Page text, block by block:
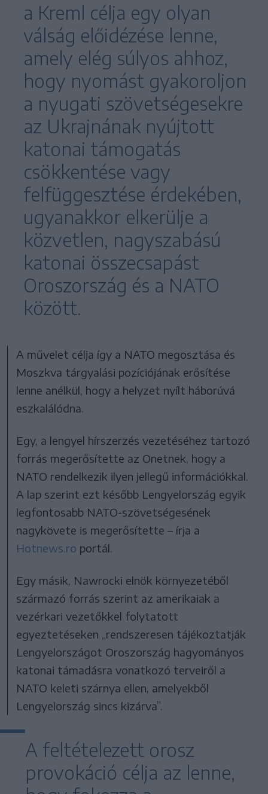
a Kreml célja egy olyan
válság előidézése lenne,
amely elég súlyos ahhoz,
hogy nyomást gyakoroljon
a nyugati szövetségesekre
az Ukrajnának nyújtott
katonai támogatás
csökkentése vagy
felfüggesztése érdekében,
ugyanakkor elkerülje a
közvetlen, nagyszabású
katonai összecsapást
Oroszország és a NATO
között.
A művelet célja így a NATO megosztása és
Moszkva tárgyalási pozíciójának erősítése
lenne anélkül, hogy a helyzet nyílt háborúvá
eszkalálódna.
Egy, a lengyel hírszerzés vezetéséhez tartozó
forrás megerősítette az Onetnek, hogy a
NATO rendelkezik ilyen jellegű információkkal.
A lap szerint ezt később Lengyelország egyik
legfontosabb NATO-szövetségesének
nagykövete is megerősítette – írja a
Hotnews.ro portál.
Egy másik, Nawrocki elnök környezetéből
származó forrás szerint az amerikaiak a
vezérkari vezetőkkel folytatott
egyeztetéseken „rendszeresen tájékoztatják
Lengyelországot Oroszország hagyományos
katonai támadásra vonatkozó terveiről a
NATO keleti szárnya ellen, amelyekből
Lengyelország sincs kizárva”.
A feltételezett orosz
provokáció célja az lenne,